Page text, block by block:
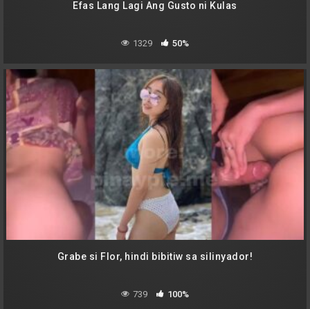
Efas Lang Lagi Ang Gusto ni Kulas
1329 50%
Grabe si Flor, hindi bibitiw sa silinyador!
739 100%